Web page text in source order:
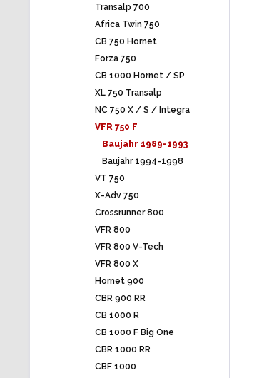
Transalp 700
Africa Twin 750
CB 750 Hornet
Forza 750
CB 1000 Hornet / SP
XL 750 Transalp
NC 750 X / S / Integra
VFR 750 F
Baujahr 1989-1993
Baujahr 1994-1998
VT 750
X-Adv 750
Crossrunner 800
VFR 800
VFR 800 V-Tech
VFR 800 X
Hornet 900
CBR 900 RR
CB 1000 R
CB 1000 F Big One
CBR 1000 RR
CBF 1000